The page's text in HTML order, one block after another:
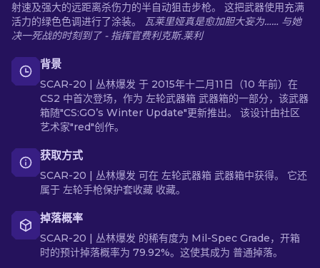
射速及强大的远距离杀伤力的半自动狙击步枪。 这把武器使用充满
活力的绿色色调进行了涂装。
瓦莱里娅真是愈加胆大妄为…… 与她
决一死战的时刻到了 - 指挥官费利克斯.莱利
背景
SCAR-20 | 丛林爆发 于 2015年十二月11日（10 年前）在
CS2 中首次登场，作为 左轮武器箱 武器箱的一部分，该武器
箱随"CS:GO’s Winter Update"更新推出。 该设计由社区
艺术家"red"创作。
获取方式
SCAR-20 | 丛林爆发 可在 左轮武器箱 武器箱中获得。 它还
属于 左轮手枪保护套收藏 收藏。
掉落概率
SCAR-20 | 丛林爆发 的稀有度为 Mil-Spec Grade，开箱
时的预计掉落概率为 79.92%。这使其成为 普通掉落。